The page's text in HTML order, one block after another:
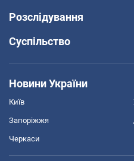
Розслідування
Суспільство
Новини України
Київ
Запоріжжя
Черкаси